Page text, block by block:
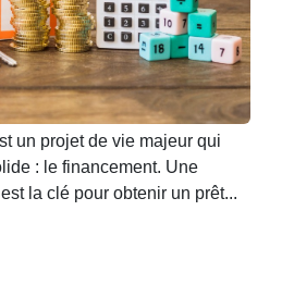
un projet de vie majeur qui
: le financement. Une
la clé pour obtenir un prêt...